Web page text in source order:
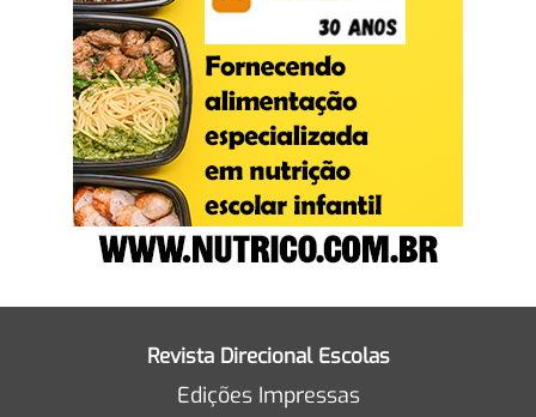
Revista Direcional Escolas
Edições Impressas